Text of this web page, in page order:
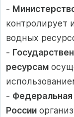
-
контролирует
водных
-
ресурсам
- Федеральная
России